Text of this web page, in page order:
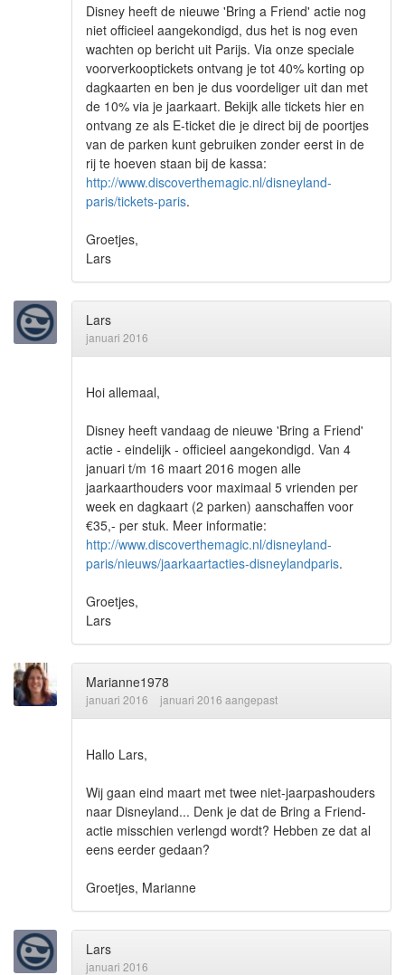
Disney heeft de nieuwe 'Bring a Friend' actie nog
niet officieel aangekondigd, dus het is nog even
wachten op bericht uit Parijs. Via onze speciale
voorverkooptickets ontvang je tot 40% korting op
dagkaarten en ben je dus voordeliger uit dan met
de 10% via je jaarkaart. Bekijk alle tickets hier en
ontvang ze als E-ticket die je direct bij de poortjes
van de parken kunt gebruiken zonder eerst in de
rij te hoeven staan bij de kassa:
http://www.discoverthemagic.nl/disneyland-
paris/tickets-paris.
Groetjes,
Lars
Lars
januari 2016
Hoi allemaal,
Disney heeft vandaag de nieuwe 'Bring a Friend'
actie - eindelijk - officieel aangekondigd. Van 4
januari t/m 16 maart 2016 mogen alle
jaarkaarthouders voor maximaal 5 vrienden per
week en dagkaart (2 parken) aanschaffen voor
€35,- per stuk. Meer informatie:
http://www.discoverthemagic.nl/disneyland-
paris/nieuws/jaarkaartacties-disneylandparis.
Groetjes,
Lars
Marianne1978
januari 2016 januari 2016 aangepast
Hallo Lars,
Wij gaan eind maart met twee niet-jaarpashouders
naar Disneyland... Denk je dat de Bring a Friend-
actie misschien verlengd wordt? Hebben ze dat al
eens eerder gedaan?
Groetjes, Marianne
Lars
januari 2016